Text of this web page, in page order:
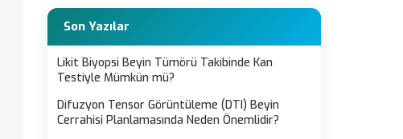
Son Yazılar
Likit Biyopsi Beyin Tümörü Takibinde Kan
Testiyle Mümkün mü?
Difuzyon Tensor Görüntüleme (DTI) Beyin
Cerrahisi Planlamasında Neden Önemlidir?